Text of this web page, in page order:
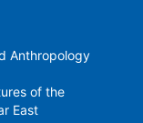
Anthropology
of the
East